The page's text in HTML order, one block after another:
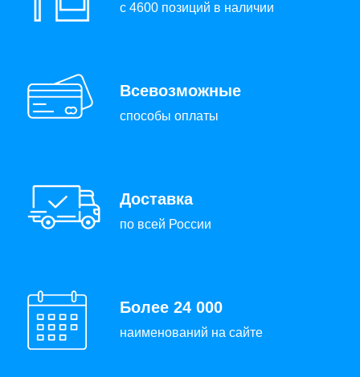
с 4600 позиций в наличии
Всевозможные
способы оплаты
Доставка
по всей России
Более 24 000
наименований на сайте